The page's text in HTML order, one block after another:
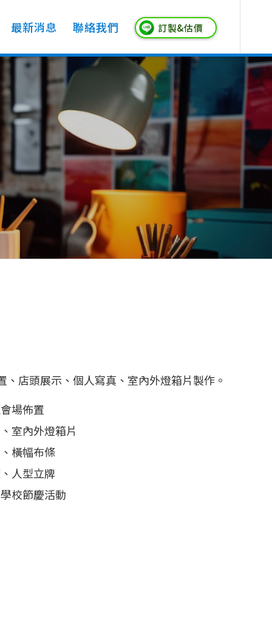
最新消息 聯絡我們 訂製&估價
、店頭展示、個人寫真、室內外燈箱片製作。
場佈置
室內外燈箱片
橫幅布條
人型立牌
校節慶活動